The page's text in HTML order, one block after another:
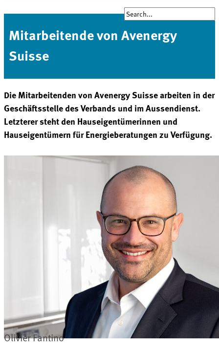
Mitarbeitende von Avenergy
Suisse
Die Mitarbeitenden von Avenergy Suisse arbeiten in der
Geschäftsstelle des Verbands und im Aussendienst.
Letzterer steht den Hauseigentümerinnen und
Hauseigentümern für Energieberatungen zu Verfügung.
Olivier Fantino